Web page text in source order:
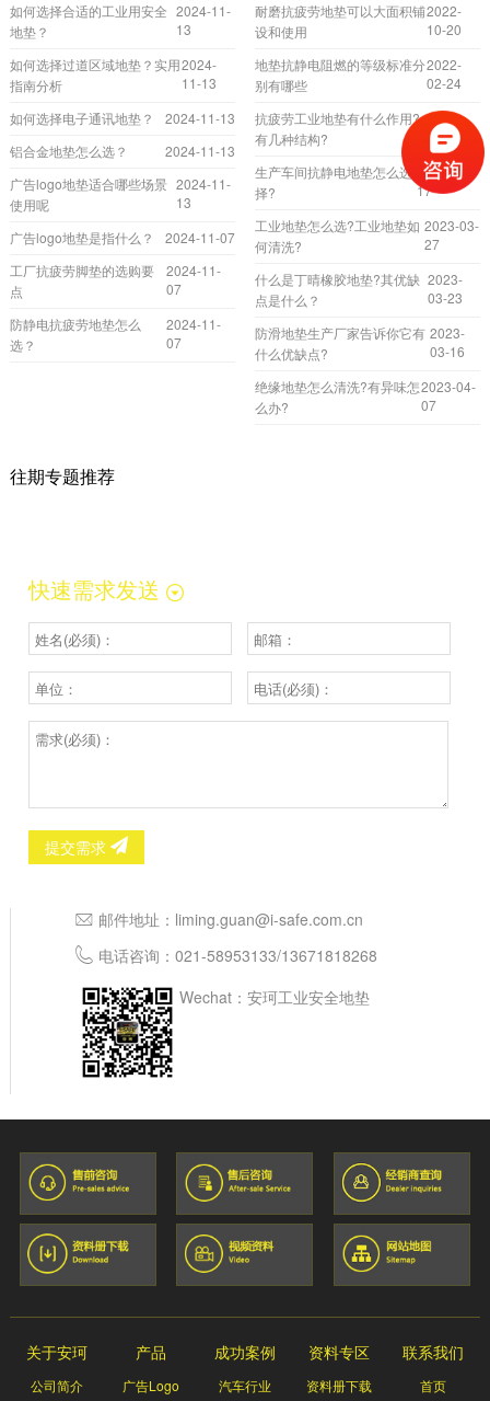
如何选择合适的工业用安全
地垫？
2024-11-
13
如何选择过道区域地垫？实用
指南分析
2024-
11-13
如何选择电子通讯地垫？
2024-11-13
铝合金地垫怎么选？
2024-11-13
广告logo地垫适合哪些场景
使用呢
2024-11-
13
广告logo地垫是指什么？
2024-11-07
工厂抗疲劳脚垫的选购要
点
2024-11-
07
防静电抗疲劳地垫怎么
选？
2024-11-
07
耐磨抗疲劳地垫可以大面积铺
设和使用
2022-
10-20
地垫抗静电阻燃的等级标准分
别有哪些
2022-
02-24
抗疲劳工业地垫有什么作用?
有几种结构?
2023-
04-17
生产车间抗静电地垫怎么选
择?
2023-02-
17
工业地垫怎么选?工业地垫如
何清洗?
2023-03-
27
什么是丁晴橡胶地垫?其优缺
点是什么？
2023-
03-23
防滑地垫生产厂家告诉你它有
什么优缺点?
2023-
03-16
绝缘地垫怎么清洗?有异味怎
么办?
2023-04-
07
往期专题推荐
快速需求发送
提交需求
邮件地址： liming.guan@i-safe.com.cn
电话咨询： 021-58953133/13671818268
Wechat：安珂工业安全地垫
关于安珂
公司简介
产品
广告Logo
成功案例
汽车行业
资料专区
资料册下载
联系我们
首页